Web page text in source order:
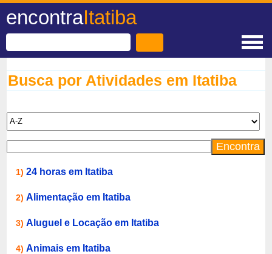
encontraItatiba
Busca por Atividades em Itatiba
1)24 horas em Itatiba
2)Alimentação em Itatiba
3)Aluguel e Locação em Itatiba
4)Animais em Itatiba